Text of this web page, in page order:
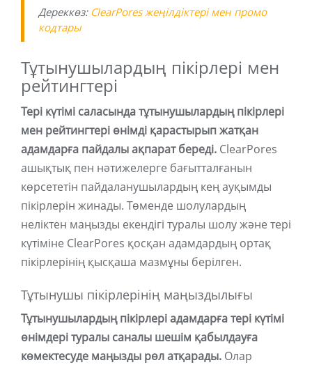
Дереккөз: ClearPores жеңілдіктері мен промо
кодтары
Тұтынушылардың пікірлері мен
рейтингтері
Тері күтімі саласында тұтынушылардың пікірлері
мен рейтингтері өнімді қарастырып жатқан
адамдарға пайдалы ақпарат береді. ClearPores
ашықтық пен нәтижелерге бағытталғанын
көрсететін пайдаланушылардың кең ауқымды
пікірлерін жинады. Төменде шолулардың
неліктен маңызды екендігі туралы шолу және тері
күтіміне ClearPores қосқан адамдардың ортақ
пікірлерінің қысқаша мазмұны берілген.
Тұтынушы пікірлерінің маңыздылығы
Тұтынушылардың пікірлері адамдарға тері күтімі
өнімдері туралы саналы шешім қабылдауға
көмектесуде маңызды рөл атқарады. Олар